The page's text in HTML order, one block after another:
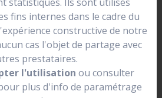
non lumineuse, prendre la
fins internes dans le cadre du
constructive de notre
cas l'objet de partage avec
prestataires.
l'utilisation ou consulter
plus d'info de paramétrage